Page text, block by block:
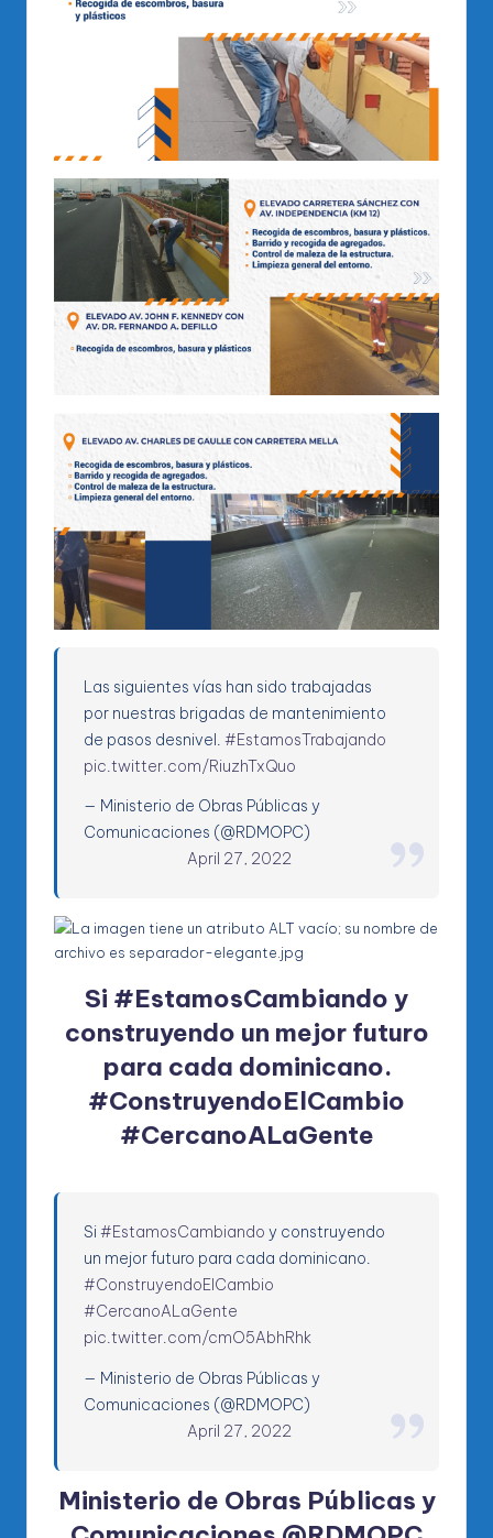
Las siguientes vías han sido trabajadas
por nuestras brigadas de mantenimiento
de pasos desnivel.#EstamosTrabajando
pic.twitter.com/RiuzhTxQuo
— Ministerio de Obras Públicas y
Comunicaciones (@RDMOPC)
April 27, 2022
Si #EstamosCambiando y
construyendo un mejor futuro
para cada dominicano.
#ConstruyendoElCambio
#CercanoALaGente
Si#EstamosCambiando y construyendo
un mejor futuro para cada dominicano.
#ConstruyendoElCambio
#CercanoALaGente
pic.twitter.com/cmO5AbhRhk
— Ministerio de Obras Públicas y
Comunicaciones (@RDMOPC)
April 27, 2022
Ministerio de Obras Públicas y